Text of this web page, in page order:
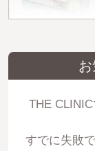
THE
すでに失敗